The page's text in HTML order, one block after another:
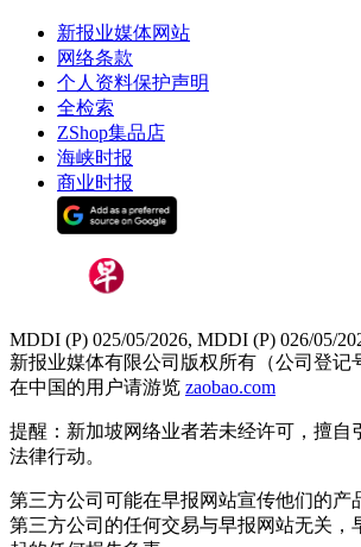
新报业媒体网站
网络条款
个人资料保护声明
全检索
ZShop集品店
海峡时报
商业时报
MDDI (P) 025/05/2026, MDDI (P) 026/05/
新报业媒体有限公司版权所有（公司登记
在中国的用户请游览 zaobao.com
提醒：新加坡网络业者若未经许可，擅自
法律行动。
第三方公司可能在早报网站宣传他们的产
第三方公司的任何交易与早报网站无关，